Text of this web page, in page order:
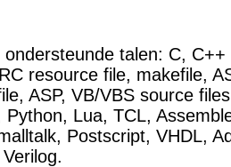
ondersteunde talen: C,
resource file, makefile,
ASP, VB/VBS source
Python, Lua, TCL,
Postscript, VHDL,